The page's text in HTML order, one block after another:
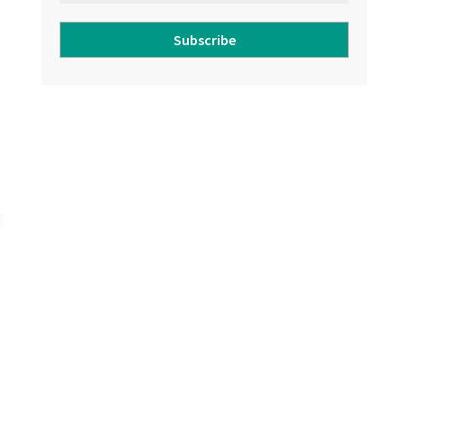
Subscribe